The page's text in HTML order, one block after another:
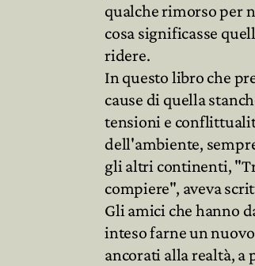
qualche rimorso per
cosa significasse
ridere.
In questo libro che
cause di quella
tensioni e
dell'ambiente,
gli altri continenti,
compiere", aveva
Gli amici che hanno
inteso farne un
ancorati alla realtà, a